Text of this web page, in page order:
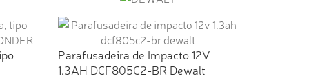
Parafusadeira de Impacto 12V
1.3AH DCF805C2-BR Dewalt